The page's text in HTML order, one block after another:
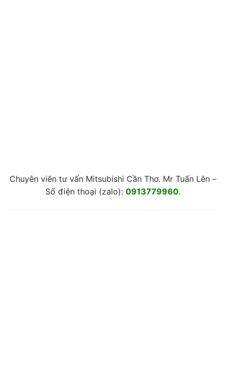
Chuyên viên tư vấn Mitsubishi Cần Thơ. Mr Tuấn Lên –
Số điện thoại (zalo): 0913779960.